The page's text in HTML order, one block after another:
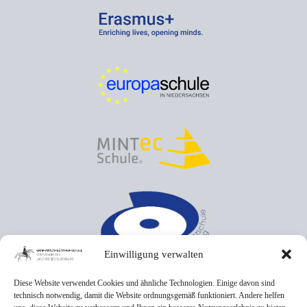
Einwilligung verwalten
Diese Website verwendet Cookies und ähnliche Technologien. Einige davon sind
technisch notwendig, damit die Website ordnungsgemäß funktioniert. Andere helfen